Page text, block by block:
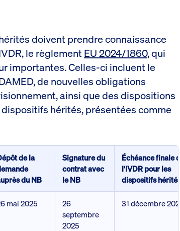
doivent prendre connaissance
le règlementEU 2024/1860, qui
importantes. Celles-ci incluent le
de nouvelles obligations
ainsi que des dispositions
hérités, présentées comme
de la
du NB
Signature du
contrat avec
le NB
Échéance finale de
l'IVDR pour les
dispositifs hérités
mai 2025
26
septembre
2025
31 décembre 2027